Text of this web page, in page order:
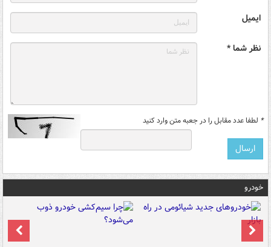
ایمیل
نظر شما *
* لطفا عدد مقابل را در جعبه متن وارد کنید
خودرو